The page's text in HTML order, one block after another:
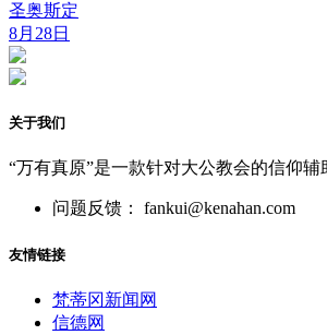
圣奥斯定
8月28日
关于我们
“万有真原”是一款针对大公教会的信仰
问题反馈： fankui@kenahan.com
友情链接
梵蒂冈新闻网
信德网